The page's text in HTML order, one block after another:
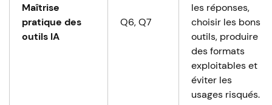
Maîtrise
pratique des
outils IA
Q6, Q7
les réponses,
choisir les bons
outils, produire
des formats
exploitables et
éviter les
usages risqués.